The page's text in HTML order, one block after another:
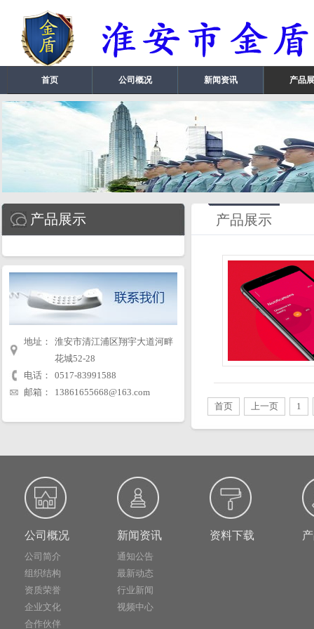
首页 公司概况 新闻资讯 产品
产品展示
地址：
淮安市清江浦区翔宇大道河畔
花城52-28
电话：
0517-83991588
邮箱：
13861655668@163.com
产品展示
首页 上一页 1
公司概况
公司简介
组织结构
资质荣誉
企业文化
合作伙伴
新闻资讯
通知公告
最新动态
行业新闻
视频中心
资料下载